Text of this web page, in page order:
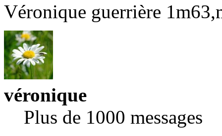
Véronique guerrière
véronique
Plus de 1000 messages